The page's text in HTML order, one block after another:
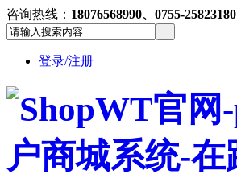
咨询热线： 18076568990、0755-25823180
登录/注册